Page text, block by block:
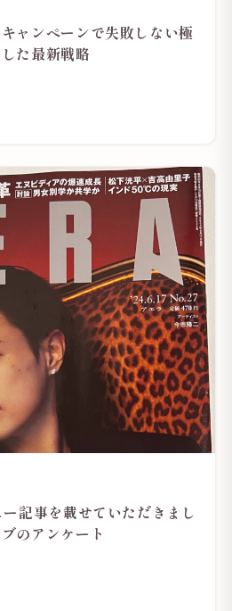
ャンペーンで失敗しない極
た最新戦略
記事を載せていただきまし
のアンケート